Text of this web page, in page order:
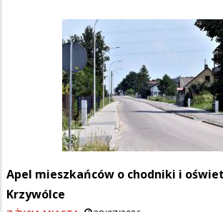
Apel mieszkańców o chodniki i
Krzywólce